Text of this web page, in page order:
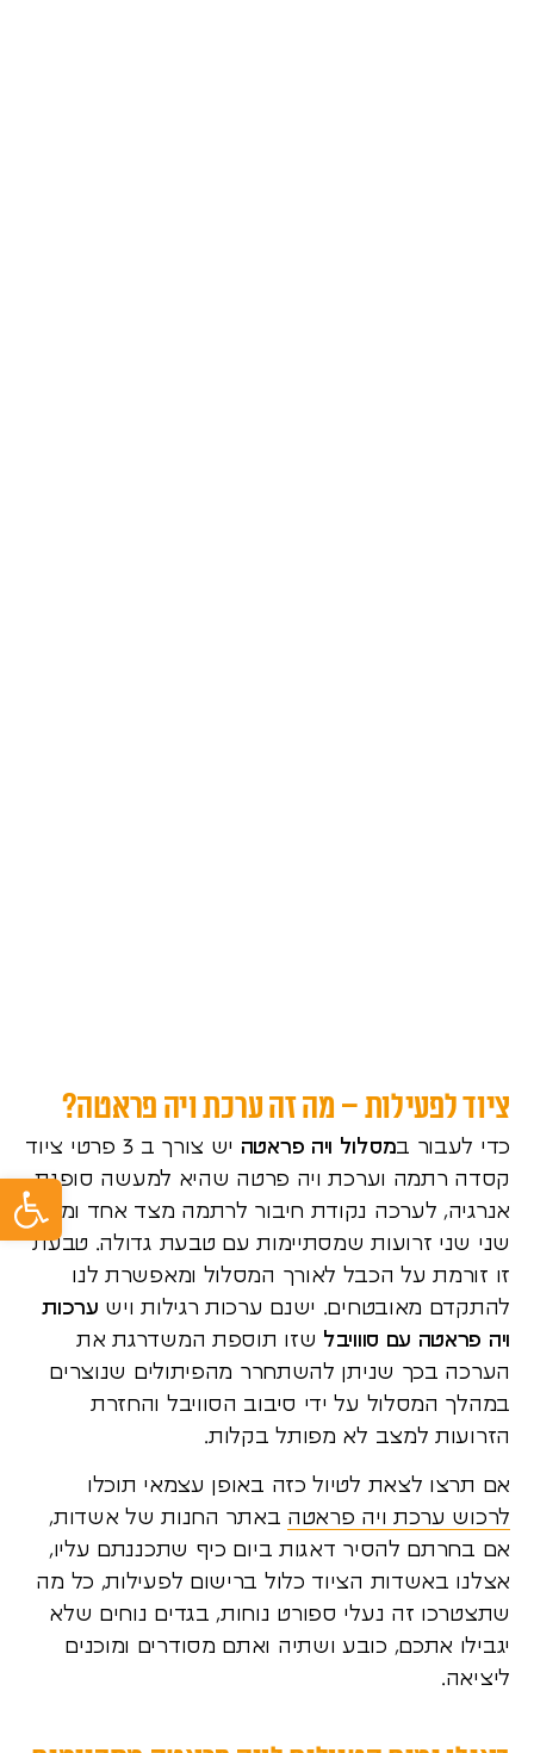
ציוד לפעילות – מה זה ערכת ויה פראטה?
כדי לעבור במסלול ויה פראטה
יש צורך ב 3 פרטי ציוד
קסדה רתמה וערכת ויה פרטה שהיא למעשה סופגת
אנרגיה, לערכה נקודת חיבור לרתמה מצד אחד ומצד
שני שני זרועות שמסתיימות עם טבעת גדולה. טבעת
זו זורמת על הכבל לאורך המסלול ומאפשרת לנו
להתקדם מאובטחים. ישנם ערכות רגילות ויש ערכות
ויה פראטה עם סווויבל שזו תוספת המשדרגת את
הערכה בכך שניתן להשתחרר מהפיתולים שנוצרים
במהלך המסלול על ידי סיבוב הסוויבל והחזרת
הזרועות למצב לא מפותל בקלות.
אם תרצו לצאת לטיול כזה באופן עצמאי תוכלו
לרכוש ערכת ויה פראטה באתר החנות של אשדות,
אם בחרתם להסיר דאגות ביום כיף שתכננתם עליו,
אצלנו באשדות הציוד כלול ברישום לפעילות, כל מה
שתצטרכו זה נעלי ספורט נוחות, בגדים נוחים שלא
יגבילו אתכם, כובע ושתיה ואתם מסודרים ומוכנים
ליציאה.